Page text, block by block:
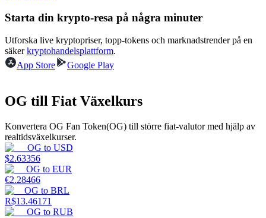
Tjäna
Power Piggy
Tjäna konkurrenskraftiga belöningar dagligen
Starta din krypto-resa på några minuter
Utforska live kryptopriser, topp-tokens och marknadstrender på en
säkerkryptohandelsplattform.
App Store
Google Play
OG till Fiat Växelkurs
Konvertera OG Fan Token(OG) till större fiat-valutor med hjälp av
realtidsväxelkurser.
OG to USD
$2.63356
OG to EUR
€2.28466
OG to BRL
R$13.46171
OG to RUB